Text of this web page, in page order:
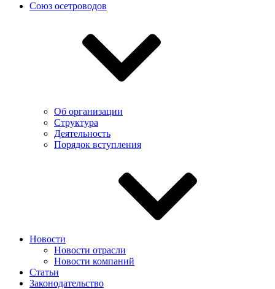
Союз осетроводов
Об организации
Структура
Деятельность
Порядок вступления
Новости
Новости отрасли
Новости компаний
Статьи
Законодательство